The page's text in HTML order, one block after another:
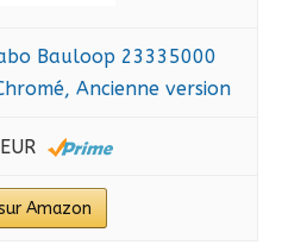
Bauloop 23335000
Ancienne version
Amazon